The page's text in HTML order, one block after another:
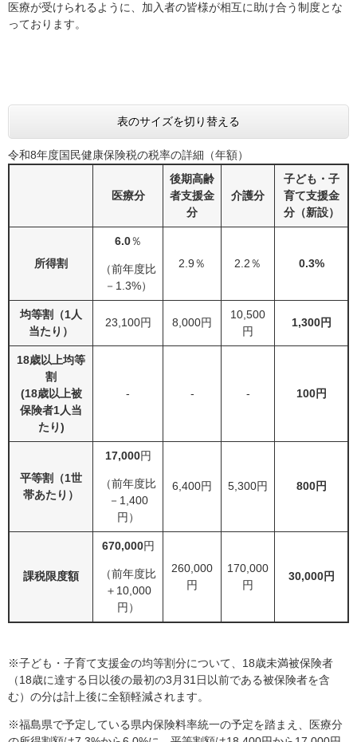
医療が受けられるように、加入者の皆様が相互に助け合う制度とな
っております。
表のサイズを切り替える
令和8年度国民健康保険税の税率の詳細（年額）
医療分
後期高齢
者支援金
分
介護分
子ども・子
育て支援金
分（新設）
所得割
6.0％
（前年度比
－1.3%）
2.9％ 2.2％ 0.3%
均等割（1人
当たり）
23,100円 8,000円
10,500
円
1,300円
18歳以上均等
割
(18歳以上被
保険者1人当
たり)
‐ ‐ ‐ 100円
平等割（1世
帯あたり）
17,000円
（前年度比
－1,400
円）
6,400円 5,300円 800円
課税限度額
670,000円
（前年度比
＋10,000
円）
260,000
円
170,000
円
30,000円
※子ども・子育て支援金の均等割分について、18歳未満被保険者
（18歳に達する日以後の最初の3月31日以前である被保険者を含
む）の分は計上後に全額軽減されます。
※福島県で予定している県内保険料率統一の予定を踏まえ、医療分